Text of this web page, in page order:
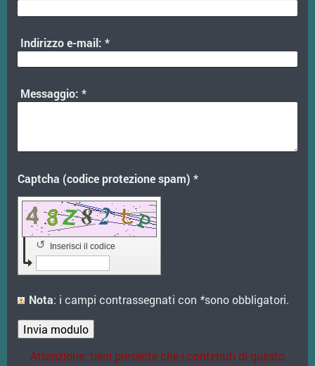
Indirizzo e-mail: *
Messaggio: *
Captcha (codice protezione spam) *
Inserisci il codice
↺
Nota : i campi contrassegnati con *sono obbligatori.
Attenzione: tieni presente che i contenuti di questo